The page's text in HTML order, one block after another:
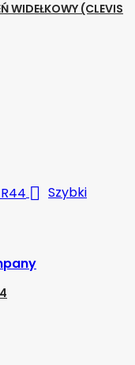
(CLEVIS
 Szybki